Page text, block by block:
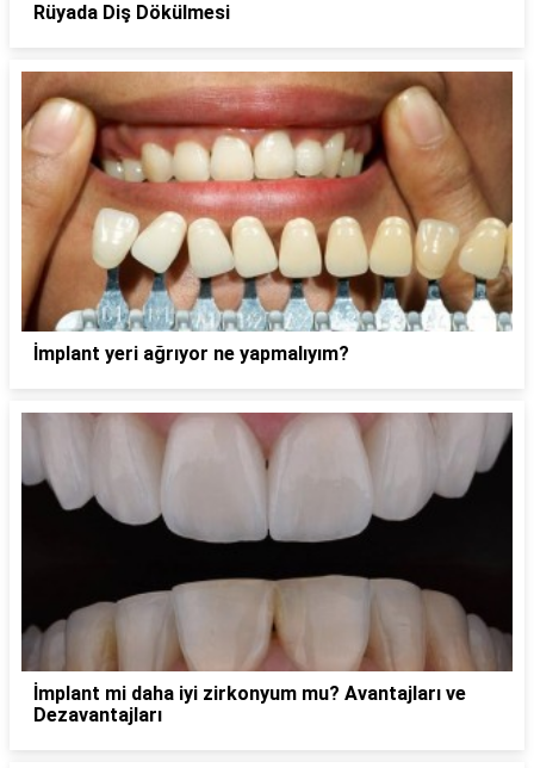
Rüyada Diş Dökülmesi
İmplant yeri ağrıyor ne yapmalıyım?
İmplant mi daha iyi zirkonyum mu? Avantajları ve
Dezavantajları